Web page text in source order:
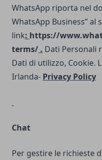
WhatsApp riporta nel
WhatsApp Business” al
link: https://
terms/ . Dati Personali
Dati di utilizzo, Cookie.
Irlanda- Privacy Policy
Chat
Per gestire le richieste